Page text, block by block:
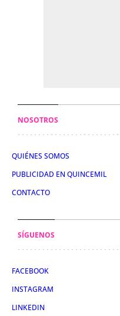
NOSOTROS
QUIÉNES SOMOS
PUBLICIDAD EN QUINCEMIL
CONTACTO
SÍGUENOS
FACEBOOK
INSTAGRAM
LINKEDIN